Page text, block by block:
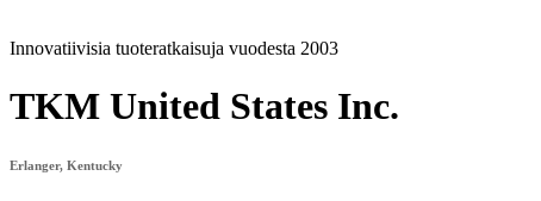
Innovatiivisia tuoteratkaisuja vuodesta 2003
TKM United States Inc.
Erlanger, Kentucky